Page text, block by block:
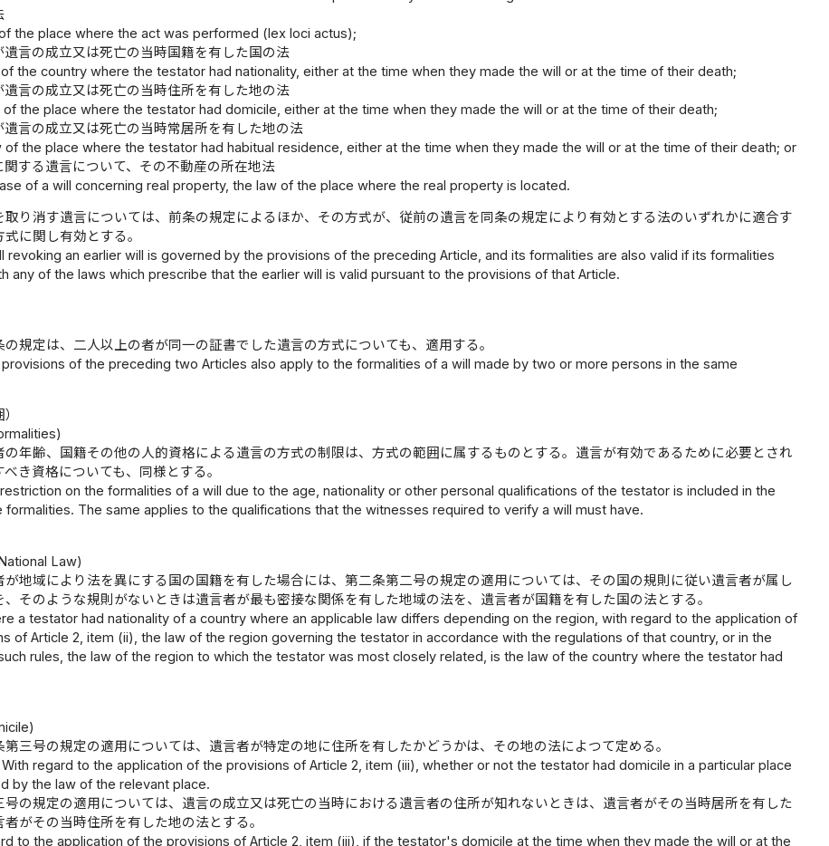
the place where the act was performed (lex loci actus);
遺言の成立又は死亡の当時国籍を有した国の法
the country where the testator had nationality, either at the time when they made the will or at the time of their death;
遺言の成立又は死亡の当時住所を有した地の法
of the place where the testator had domicile, either at the time when they made the will or at the time of their death;
遺言の成立又は死亡の当時常居所を有した地の法
of the place where the testator had habitual residence, either at the time when they made the will or at the time of their death; or
関する遺言について、その不動産の所在地法
of a will concerning real property, the law of the place where the real property is located.
取り消す遺言については、前条の規定によるほか、その方式が、従前の遺言を同条の規定により有効とする法のいずれかに適合す
に関し有効とする。
revoking an earlier will is governed by the provisions of the preceding Article, and its formalities are also valid if its formalities
any of the laws which prescribe that the earlier will is valid pursuant to the provisions of that Article.
の規定は、二人以上の者が同一の証書でした遺言の方式についても、適用する。
of the preceding two Articles also apply to the formalities of a will made by two or more persons in the same
の年齢、国籍その他の人的資格による遺言の方式の制限は、方式の範囲に属するものとする。遺言が有効であるために必要とされ
き資格についても、同様とする。
on the formalities of a will due to the age, nationality or other personal qualifications of the testator is included in the
The same applies to the qualifications that the witnesses required to verify a will must have.
Law)
が地域により法を異にする国の国籍を有した場合には、第二条第二号の規定の適用については、その国の規則に従い遺言者が属し
、そのような規則がないときは遺言者が最も密接な関係を有した地域の法を、遺言者が国籍を有した国の法とする。
a testator had nationality of a country where an applicable law differs depending on the region, with regard to the application of
of Article 2, item (ii), the law of the region governing the testator in accordance with the regulations of that country, or in the
rules, the law of the region to which the testator was most closely related, is the law of the country where the testator had
第三号の規定の適用については、遺言者が特定の地に住所を有したかどうかは、その地の法によつて定める。
With regard to the application of the provisions of Article 2, item (iii), whether or not the testator had domicile in a particular place
by the law of the relevant place.
号の規定の適用については、遺言の成立又は死亡の当時における遺言者の住所が知れないときは、遺言者がその当時居所を有した
がその当時住所を有した地の法とする。
to the application of the provisions of Article 2, item (iii), if the testator's domicile at the time when they made the will or at the